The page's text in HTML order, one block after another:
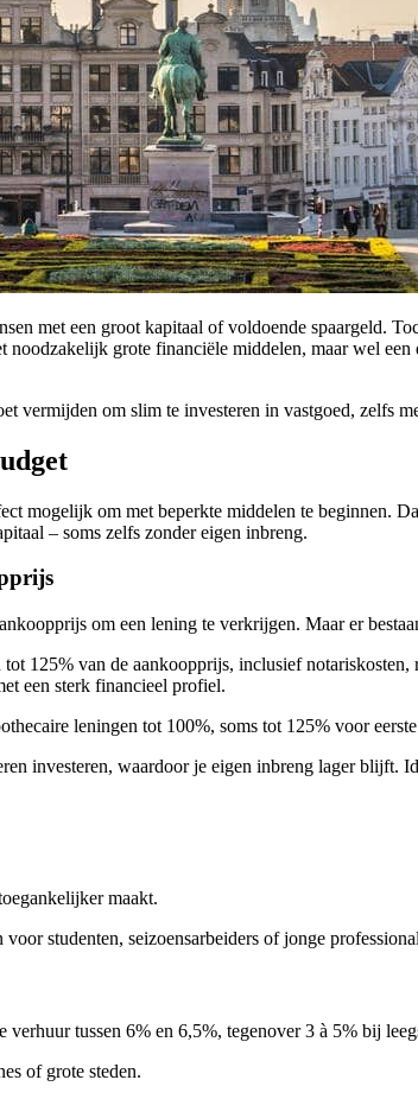
met een groot kapitaal of voldoende spaargeld.
grote financiële middelen, maar wel
vermijden om slim te investeren in vastgoed, zelfs
mogelijk om met beperkte middelen te beginnen.
– soms zelfs zonder eigen inbreng.
om een lening te verkrijgen. Maar er
125% van de aankoopprijs, inclusief
een sterk financieel profiel.
leningen tot 100%, soms tot 125% voor
investeren, waardoor je eigen inbreng lager blijft.
maakt.
studenten, seizoensarbeiders of jonge
tussen 6% en 6,5%, tegenover 3 à 5% bij
of grote steden.